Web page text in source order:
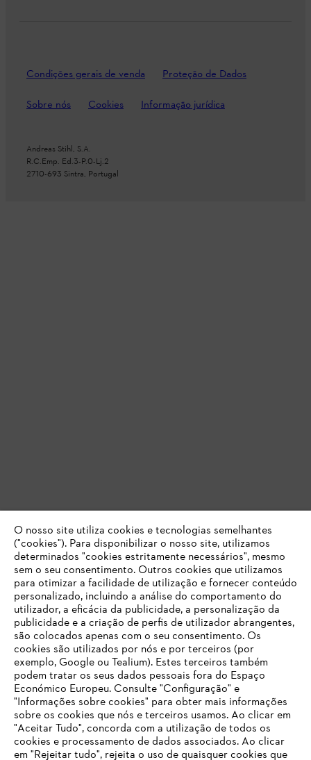
Condições gerais de venda Proteção de Dados
Sobre nós Cookies Informação jurídica
Andreas Stihl, S.A.
R.C.Emp. Ed.3-P.0-Lj.2
2710-693 Sintra, Portugal
O SEU NAVEGADOR NÃO SUPORTA
ESTE WEBSITE
O nosso site utiliza cookies e tecnologias semelhantes
("cookies"). Para disponibilizar o nosso site, utilizamos
determinados "cookies estritamente necessários", mesmo
sem o seu consentimento. Outros cookies que utilizamos
para otimizar a facilidade de utilização e fornecer conteúdo
personalizado, incluindo a análise do comportamento do
utilizador, a eficácia da publicidade, a personalização da
publicidade e a criação de perfis de utilizador abrangentes,
são colocados apenas com o seu consentimento. Os
cookies são utilizados por nós e por terceiros (por
exemplo, Google ou Tealium). Estes terceiros também
podem tratar os seus dados pessoais fora do Espaço
Económico Europeu. Consulte "Configuração" e
"Informações sobre cookies" para obter mais informações
sobre os cookies que nós e terceiros usamos. Ao clicar em
"Aceitar Tudo", concorda com a utilização de todos os
cookies e processamento de dados associados. Ao clicar
em "Rejeitar tudo", rejeita o uso de quaisquer cookies que